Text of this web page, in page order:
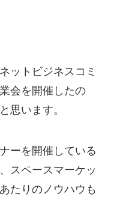
ットビジネスコミ
会を開催したの
思います。
ーを開催している
スペースマーケッ
たりのノウハウも